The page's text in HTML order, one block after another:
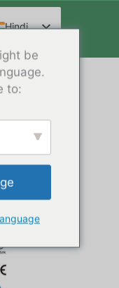
Hindi
English
Spanish
Arabic
French
German
Russian
Chinese
be
to: